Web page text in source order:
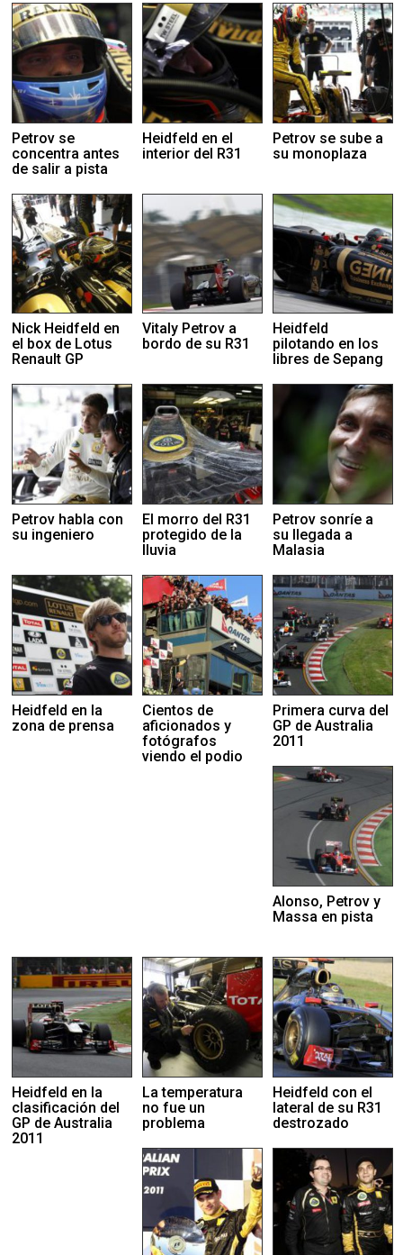
Petrov se
concentra antes
de salir a pista
Heidfeld en el
interior del R31
Petrov se sube a
su monoplaza
Nick Heidfeld en
el box de Lotus
Renault GP
Vitaly Petrov a
bordo de su R31
Heidfeld
pilotando en los
libres de Sepang
Petrov habla con
su ingeniero
El morro del R31
protegido de la
lluvia
Petrov sonríe a
su llegada a
Malasia
Heidfeld en la
zona de prensa
Cientos de
aficionados y
fotógrafos
viendo el podio
Primera curva del
GP de Australia
2011
Alonso, Petrov y
Massa en pista
Heidfeld en la
clasificación del
GP de Australia
2011
La temperatura
no fue un
problema
Heidfeld con el
lateral de su R31
destrozado